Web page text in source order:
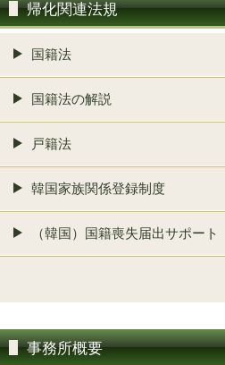
帰化関連法規
国籍法
国籍法の解説
戸籍法
韓国家族関係登録制度
（韓国）国籍喪失届出サポート
事務所概要